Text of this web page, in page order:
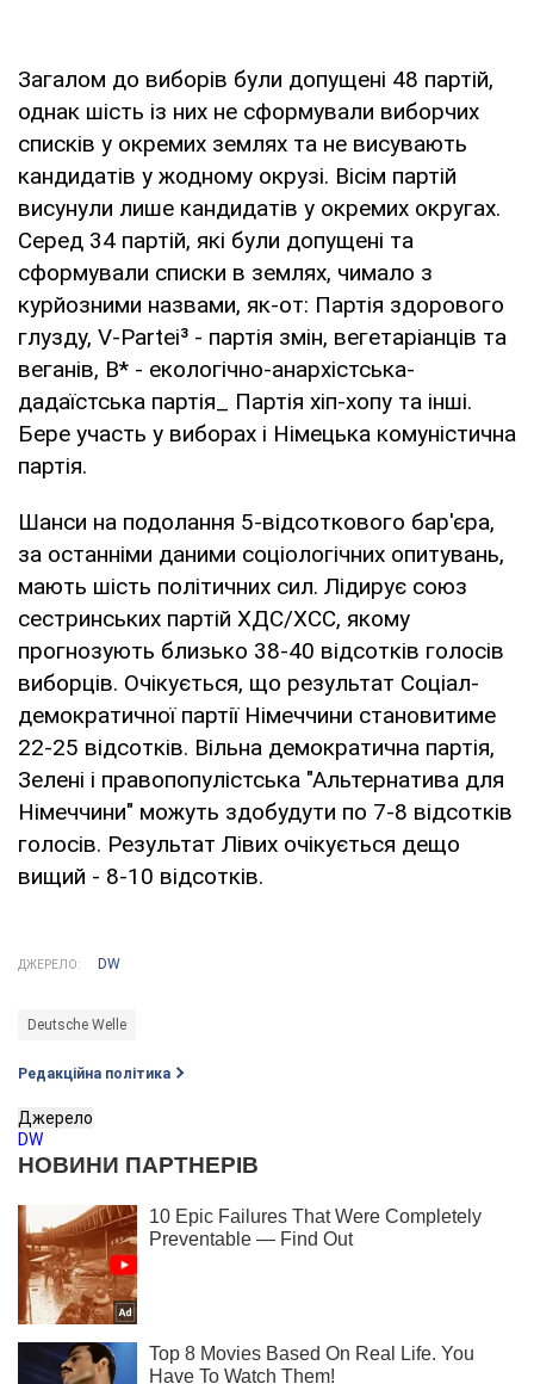
Загалом до виборів були допущені 48 партій,
однак шість із них не сформували виборчих
списків у окремих землях та не висувають
кандидатів у жодному окрузі. Вісім партій
висунули лише кандидатів у окремих округах.
Серед 34 партій, які були допущені та
сформували списки в землях, чимало з
курйозними назвами, як-от: Партія здорового
глузду, V-Partei³ - партія змін, вегетаріанців та
веганів, B* - екологічно-анархістська-
дадаїстська партія_ Партія хіп-хопу та інші.
Бере участь у виборах і Німецька комуністична
партія.
Шанси на подолання 5-відсоткового бар'єра,
за останніми даними соціологічних опитувань,
мають шість політичних сил. Лідирує союз
сестринських партій ХДС/ХСС, якому
прогнозують близько 38-40 відсотків голосів
виборців. Очікується, що результат Соціал-
демократичної партії Німеччини становитиме
22-25 відсотків. Вільна демократична партія,
Зелені і правопопулістська "Альтернатива для
Німеччини" можуть здобудути по 7-8 відсотків
голосів. Результат Лівих очікується дещо
вищий - 8-10 відсотків.
ДЖЕРЕЛО: DW
Deutsche Welle
Редакційна політика
Джерело
DW